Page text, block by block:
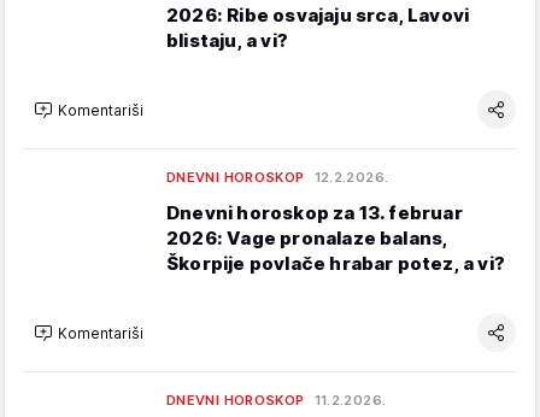
2026: Ribe osvajaju srca, Lavovi
blistaju, a vi?
Komentariši
DNEVNI HOROSKOP 12.2.2026.
Dnevni horoskop za 13. februar
2026: Vage pronalaze balans,
Škorpije povlače hrabar potez, a vi?
Komentariši
DNEVNI HOROSKOP 11.2.2026.